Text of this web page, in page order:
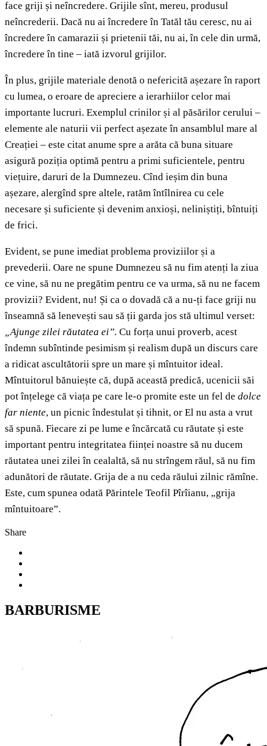
face griji și neîncredere. Grijile sînt, mereu, produsul
neîncrederii. Dacă nu ai încredere în Tatăl tău ceresc, nu ai
încredere în camarazii și prietenii tăi, nu ai, în cele din urmă,
încredere în tine – iată izvorul grijilor.
În plus, grijile materiale denotă o nefericită așezare în raport
cu lumea, o eroare de apreciere a ierarhiilor celor mai
importante lucruri. Exemplul crinilor și al păsărilor cerului –
elemente ale naturii vii perfect așezate în ansamblul mare al
Creației – este citat anume spre a arăta că buna situare
asigură poziția optimă pentru a primi suficientele, pentru
viețuire, daruri de la Dumnezeu. Cînd ieșim din buna
așezare, alergînd spre altele, ratăm întîlnirea cu cele
necesare și suficiente și devenim anxioși, neliniștiți, bîntuiți
de frici.
Evident, se pune imediat problema proviziilor și a
prevederii. Oare ne spune Dumnezeu să nu fim atenți la ziua
ce vine, să nu ne pregătim pentru ce va urma, să nu ne facem
provizii? Evident, nu! Și ca o dovadă că a nu-ți face griji nu
înseamnă să lenevești sau să ții garda jos stă ultimul verset:
„Ajunge zilei răutatea ei”. Cu forța unui proverb, acest
îndemn subîntinde pesimism și realism după un discurs care
a ridicat ascultătorii spre un mare și mîntuitor ideal.
Mîntuitorul bănuiește că, după această predică, ucenicii săi
pot înțelege că viața pe care le-o promite este un fel de dolce
far niente, un picnic îndestulat și tihnit, or El nu asta a vrut
să spună. Fiecare zi pe lume e încărcată cu răutate și este
important pentru integritatea ființei noastre să nu ducem
răutatea unei zilei în cealaltă, să nu strîngem răul, să nu fim
adunători de răutate. Grija de a nu ceda răului zilnic rămîne.
Este, cum spunea odată Părintele Teofil Pîrîianu, „grija
mîntuitoare”.
Share
BARBURISME